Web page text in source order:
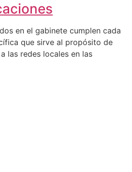
en el gabinete cumplen cada
que sirve al propósito de
las redes locales en las